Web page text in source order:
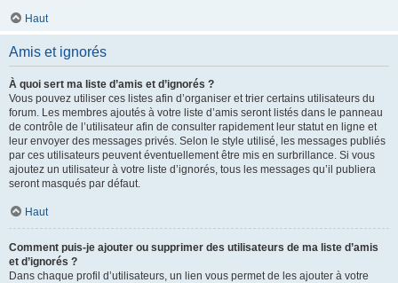
Haut
Amis et ignorés
À quoi sert ma liste d’amis et d’ignorés ?
Vous pouvez utiliser ces listes afin d’organiser et trier certains utilisateurs du
forum. Les membres ajoutés à votre liste d’amis seront listés dans le panneau
de contrôle de l’utilisateur afin de consulter rapidement leur statut en ligne et
leur envoyer des messages privés. Selon le style utilisé, les messages publiés
par ces utilisateurs peuvent éventuellement être mis en surbrillance. Si vous
ajoutez un utilisateur à votre liste d’ignorés, tous les messages qu’il publiera
seront masqués par défaut.
Haut
Comment puis-je ajouter ou supprimer des utilisateurs de ma liste d’amis
et d’ignorés ?
Dans chaque profil d’utilisateurs, un lien vous permet de les ajouter à votre